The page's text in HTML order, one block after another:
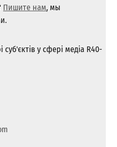
Пишите нам, мы
у сфері медіа R40-